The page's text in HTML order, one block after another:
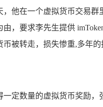
他在一个虚拟货币交易
，要求李先生提供
被转走，损失惨重,多年的
定数量的虚拟货币奖励